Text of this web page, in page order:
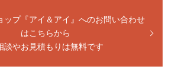
ップ『アイ＆アイ』へのお問い合わせ
はこちらから
談やお見積もりは無料です